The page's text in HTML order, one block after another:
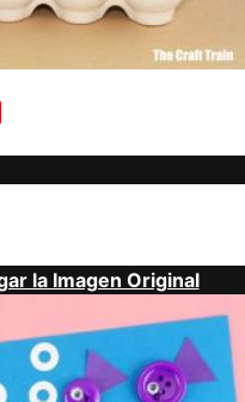
la Imagen Original